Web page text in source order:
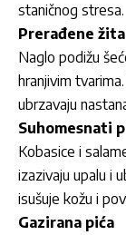
staničnog stresa.
Prerađene
Naglo podižu
hranjivim
ubrzavaju
Suhomesnati
Kobasice i
izazivaju upalu i
isušuje kožu i
Gazirana pića